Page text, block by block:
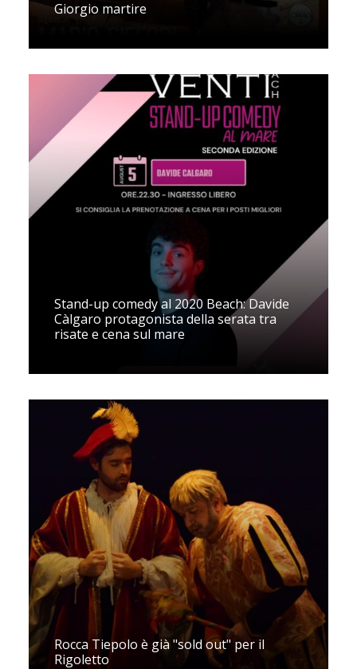
Giorgio martire
Stand-up comedy al 2020 Beach: Davide
Càlgaro protagonista della serata tra
risate e cena sul mare
Rocca Tiepolo è già "sold out" per il
Rigoletto